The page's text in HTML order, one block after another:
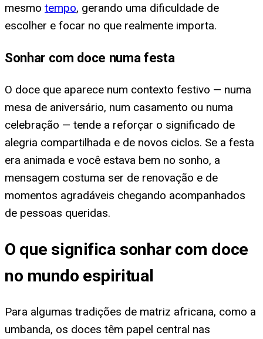
mesmo tempo, gerando uma dificuldade de
escolher e focar no que realmente importa.
Sonhar com doce numa festa
O doce que aparece num contexto festivo — numa
mesa de aniversário, num casamento ou numa
celebração — tende a reforçar o significado de
alegria compartilhada e de novos ciclos. Se a festa
era animada e você estava bem no sonho, a
mensagem costuma ser de renovação e de
momentos agradáveis chegando acompanhados
de pessoas queridas.
O que significa sonhar com doce
no mundo espiritual
Para algumas tradições de matriz africana, como a
umbanda, os doces têm papel central nas